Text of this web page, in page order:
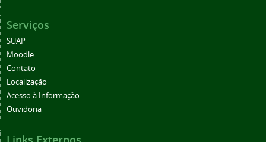
Serviços
SUAP
Moodle
Contato
Localização
Acesso à Informação
Ouvidoria